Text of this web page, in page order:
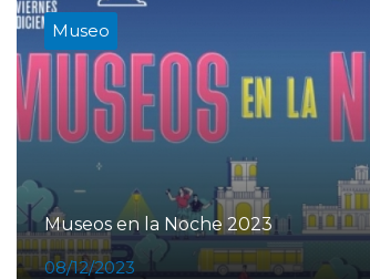
Museo
Museos en la Noche 2023
08/12/2023